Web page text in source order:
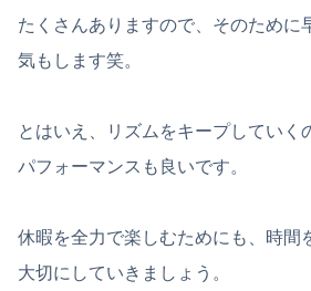
たくさんありますので、そのために
気もします笑。
とはいえ、リズムをキープしていく
パフォーマンスも良いです。
休暇を全力で楽しむためにも、時間
大切にしていきましょう。